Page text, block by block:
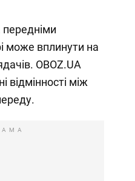
передніми
може вплинути на
OBOZ.UA
відмінності між